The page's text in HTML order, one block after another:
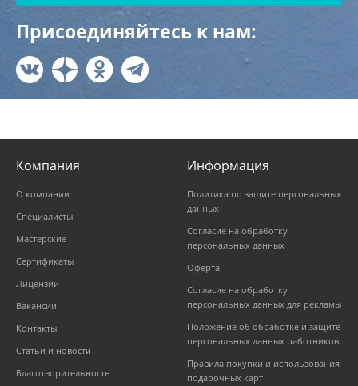
Присоединяйтесь к нам:
Компания
О компании
Специалисты
Мастерские
Сертификаты
Лицензии
Вакансии
Контакты
Статьи и новости
Благотворительность
Информация
Политика по защите персональных
данных
Согласие на обработку
персональных данных
Оферта
Согласие на обработку
персональных данных для рекламы
Положение об обработке и защите
персональных данных работников
Правила покупки и использования
подарочных карт